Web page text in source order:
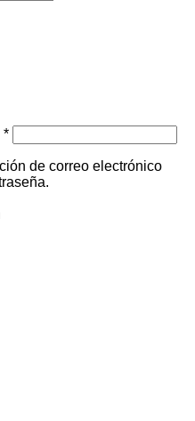
*Obligatorio
de correo electrónico